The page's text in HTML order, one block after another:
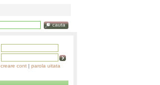
cauta
creare cont | parola uitata